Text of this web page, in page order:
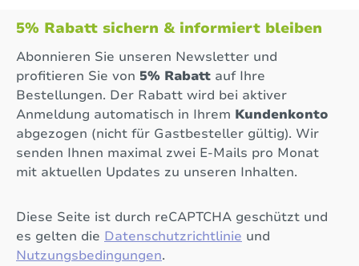
5% Rabatt sichern & informiert bleiben
Abonnieren Sie unseren Newsletter und
profitieren Sie von 5% Rabatt auf Ihre
Bestellungen. Der Rabatt wird bei aktiver
Anmeldung automatisch in Ihrem Kundenkonto
abgezogen (nicht für Gastbesteller gültig). Wir
senden Ihnen maximal zwei E-Mails pro Monat
mit aktuellen Updates zu unseren Inhalten.
Diese Seite ist durch reCAPTCHA geschützt und
es gelten die Datenschutzrichtlinie und
Nutzungsbedingungen.